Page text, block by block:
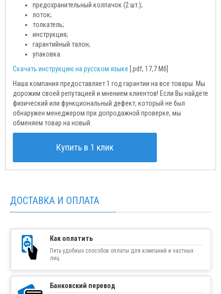
предохранительный колпачок (2 шт.);
лоток;
толкатель;
инструкция;
гарантийный талон;
упаковка.
Скачать инструкцию на русском языке [.pdf, 17,7 Мб]
Наша компания предоставляет 1 год гарантии на все товары. Мы
дорожим своей репутацией и мнением клиентов! Если Вы найдёте
физический или функциональный дефект, который не был
обнаружен менеджером при допродажной проверке, мы
обменяем товар на новый.
Купить в 1 клик
ДОСТАВКА И ОПЛАТА
Как оплатить
Пять удобных способов оплаты для компаний и частных
лиц
Банковский перевод